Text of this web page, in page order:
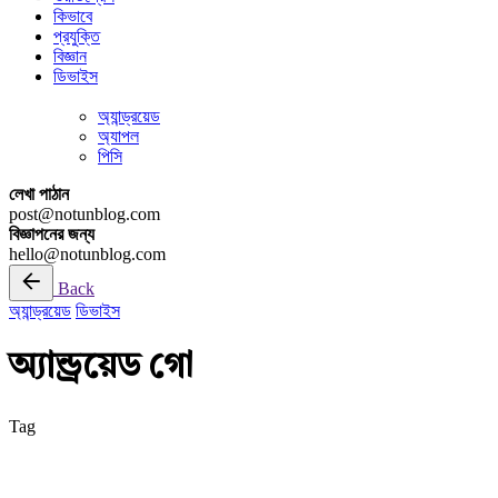
কিভাবে
প্রযুক্তি
বিজ্ঞান
ডিভাইস
অ্যান্ড্রয়েড
অ্যাপল
পিসি
লেখা পাঠান
post@notunblog.com
বিজ্ঞাপনের জন্য
hello@notunblog.com
Back
অ্যান্ড্রয়েড ডিভাইস
অ্যান্ড্রয়েড গো
Tag